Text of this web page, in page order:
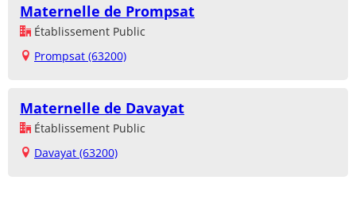
Maternelle de Prompsat
Établissement Public
Prompsat (63200)
Maternelle de Davayat
Établissement Public
Davayat (63200)